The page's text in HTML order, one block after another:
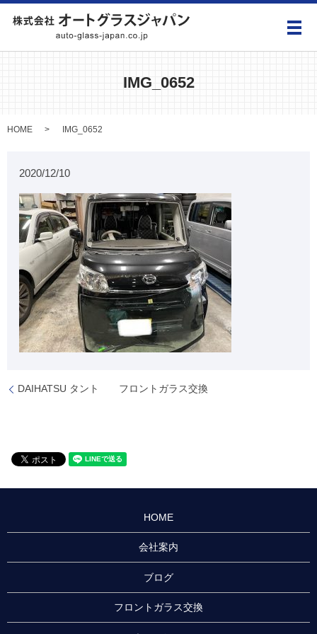
メ
IMG_0652
HOME IMG_0652
2020/12/10
DAIHATSU タント フロントガラス交換
HOME
会社案内
ブログ
フロントガラス交換